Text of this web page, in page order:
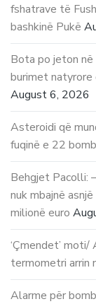
fshatrave të
bashkinë Pukë
Bota po jeton në
burimet
August 6, 2026
Asteroidi që
fuqinë e 22
Behgjet Pacolli:
nuk mbajnë
milionë euro
‘Çmendet’
termometri arrin
Alarme për